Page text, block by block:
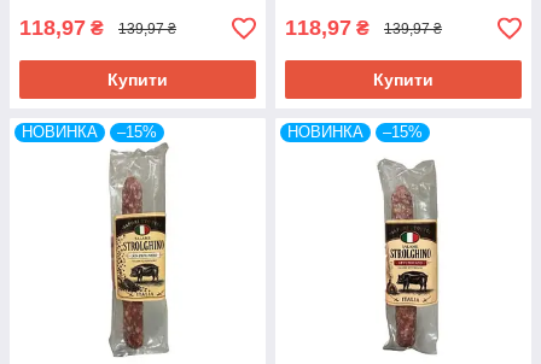
118,97 ₴ 139,97 ₴
Купити
118,97 ₴ 139,97 ₴
Купити
НОВИНКА –15% НОВИНКА –15%